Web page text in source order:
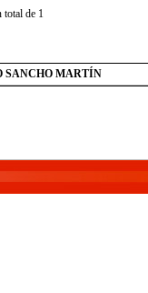
total de 1
SANCHO MARTÍN